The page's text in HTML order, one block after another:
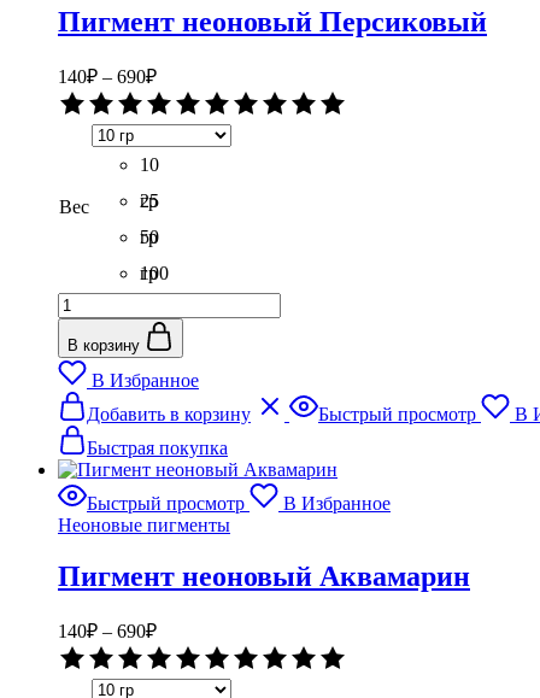
на
странице
Пигмент неоновый Персиковый
140₽ – 690₽Диапазон
цен:
140₽
–
690₽
Вес
10
гр
25
гр
50
гр
100
Количество
товара
Пигмент
неоновый
Персиковый
В корзину
В Избранное
Добавить в корзину
Этот
товар
несколько
вариаций.
Опции
на
странице
Быстрый просмотр
В
Быстрая покупка
Быстрый просмотр
В Избранное
Неоновые пигменты
Пигмент неоновый Аквамарин
140₽ – 690₽Диапазон
цен:
140₽